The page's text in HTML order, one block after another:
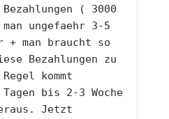
( 3000
ungefaehr 3-5
+ man braucht so
Bezahlungen zu
kommt
bis 2-3 Woche
Jetzt